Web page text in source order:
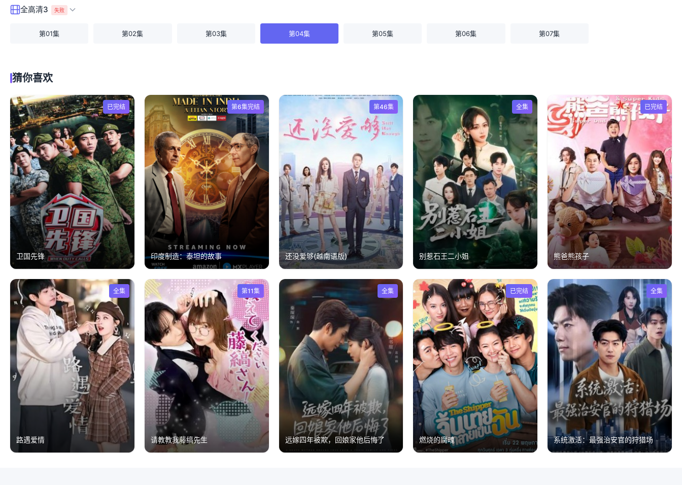
全高清3 失败
第01集 第02集 第03集 第04集 第05集 第06集 第07集
猜你喜欢
已完结
卫国先锋
第6集完结
印度制造：泰坦的故事
第46集
还没爱够(越南语版)
全集
别惹石王二小姐
已完结
熊爸熊孩子
全集
路遇爱情
第11集
请教教我藤缟先生
全集
远嫁四年被欺，回娘家他后悔了
已完结
燃烧的腐魂
全集
系统激活：最强治安官的狩猎场